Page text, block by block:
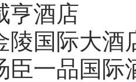
亨酒店
陵国际大酒
臣一品国际